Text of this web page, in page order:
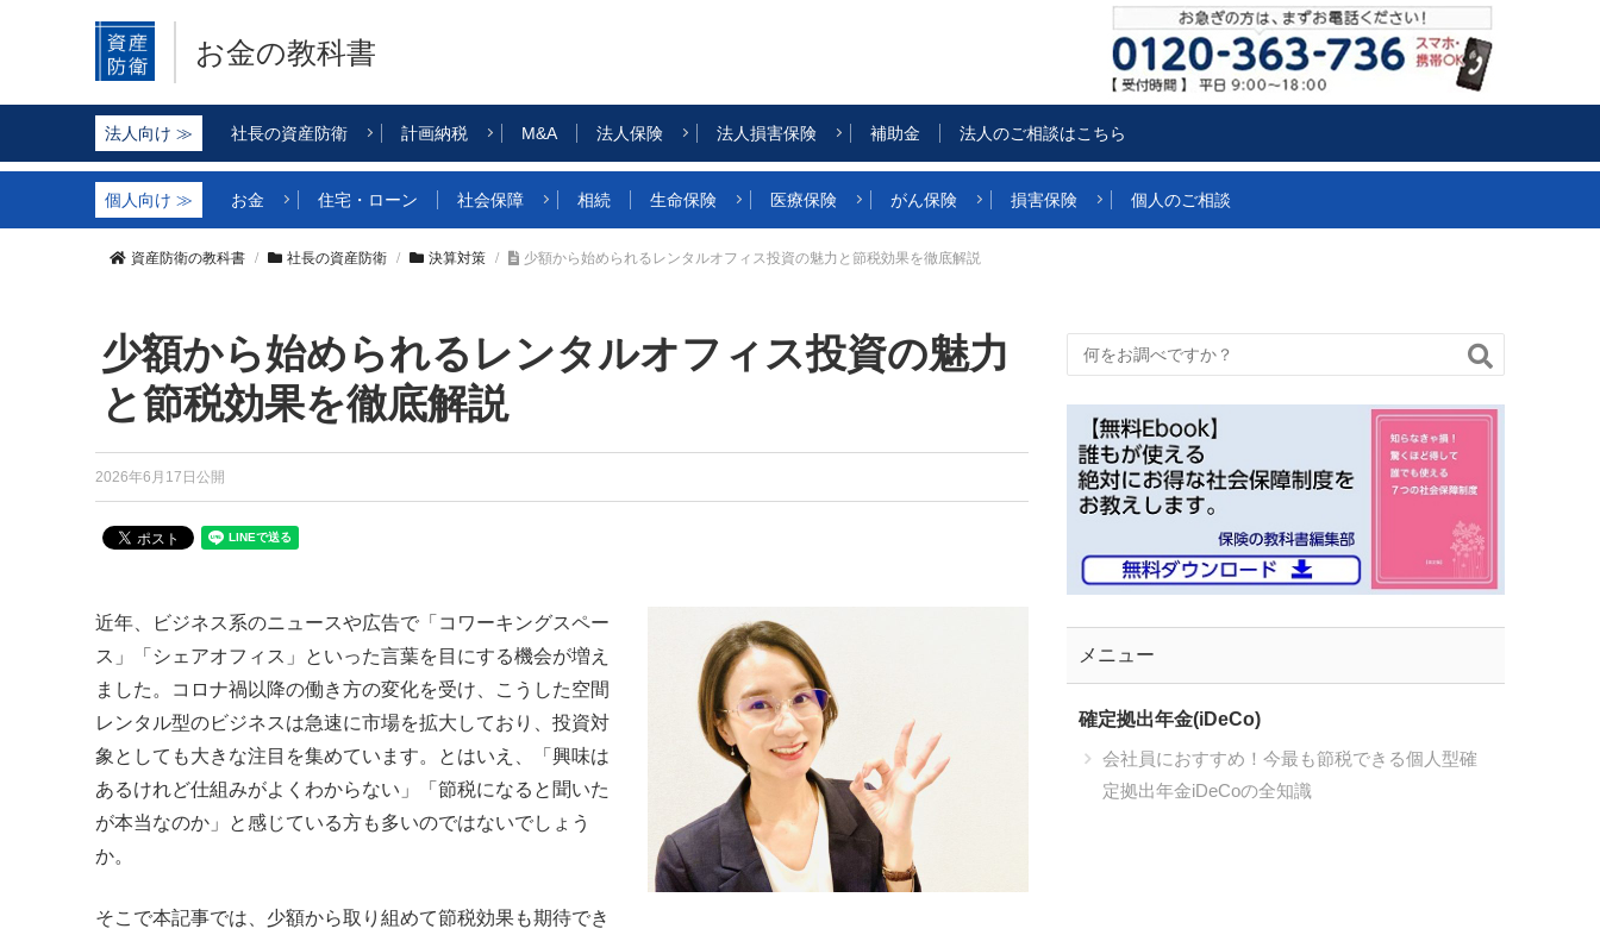
お金の教科書
社長の資産防衛 計画納税 M&A 法人保険 法人損害保険 補助金 法人のご相談はこちら
お金 住宅・ローン 社会保障 相続 生命保険 医療保険 がん保険 損害保険 個人のご相談
資産防衛の教科書 社長の資産防衛 決算対策 少額から始められるレンタルオフィス投資の魅力と節税効果を徹底解説
少額から始められるレンタルオフィス投資の魅力
と節税効果を徹底解説
2026年6月17日公開
近年、ビジネス系のニュースや広告で「コワーキングスペー
ス」「シェアオフィス」といった言葉を目にする機会が増え
ました。コロナ禍以降の働き方の変化を受け、こうした空間
レンタル型のビジネスは急速に市場を拡大しており、投資対
象としても大きな注目を集めています。とはいえ、「興味は
あるけれど仕組みがよくわからない」「節税になると聞いた
が本当なのか」と感じている方も多いのではないでしょう
か。
そこで本記事では、少額から取り組めて節税効果も期待でき
メニュー
確定拠出年金(iDeCo)
会社員におすすめ！今最も節税できる個人型確
定拠出年金iDeCoの全知識